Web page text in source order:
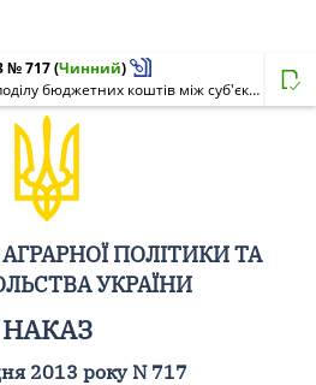
№ 717(Чинний)
Про затвердження розподілу бюджетних коштів між суб'єктами господарювання, які претендують на часткове відшкодування вартості закуплених племінних телиць, нетелей та корів молочного, м'ясного і комбінованого напряму продуктивності
ПОЛІТИКИ ТА
УКРАЇНИ
НАКАЗ
2013 року N 717